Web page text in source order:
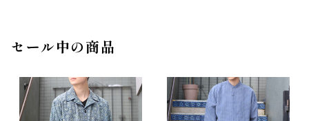
セール中の商品